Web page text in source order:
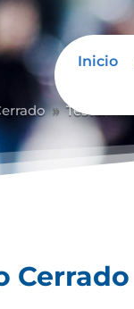
Inicio
9
Cerrado